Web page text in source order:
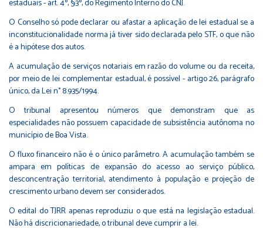
estaduais - art. 4º, §3º, do Regimento Interno do CNJ.
O Conselho só pode declarar ou afastar a aplicação de lei estadual se a
inconstitucionalidade norma já tiver sido declarada pelo STF, o que não
é a hipótese dos autos.
A acumulação de serviços notariais em razão do volume ou da receita,
por meio de lei complementar estadual, é possível - artigo 26, parágrafo
único, da Lei n° 8.935/1994.
O tribunal apresentou números que demonstram que as
especialidades não possuem capacidade de subsistência autônoma no
município de Boa Vista.
O fluxo financeiro não é o único parâmetro. A acumulação também se
ampara em políticas de expansão do acesso ao serviço público,
desconcentração territorial, atendimento à população e projeção de
crescimento urbano devem ser considerados.
O edital do TJRR apenas reproduziu o que está na legislação estadual.
Não há discricionariedade, o tribunal deve cumprir a lei.